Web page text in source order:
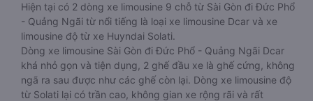
Hiện tại có 2 dòng xe limousine 9 chỗ từ Sài Gòn đi Đức Phổ
- Quảng Ngãi từ nổi tiếng là loại xe limousine Dcar và xe
limousine độ từ xe Huyndai Solati.
Dòng xe limousine Sài Gòn đi Đức Phổ - Quảng Ngãi Dcar
khá nhỏ gọn và tiện dụng, 2 ghế đầu xe là ghế cứng, không
ngã ra sau được như các ghế còn lại. Dòng xe limousine độ
từ Solati lại có trần cao, không gian xe rộng rãi và rất